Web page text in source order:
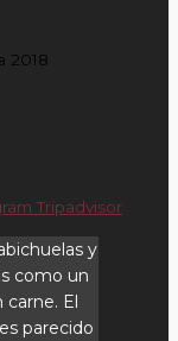
Tripadvisor
y
como un
El
parecido